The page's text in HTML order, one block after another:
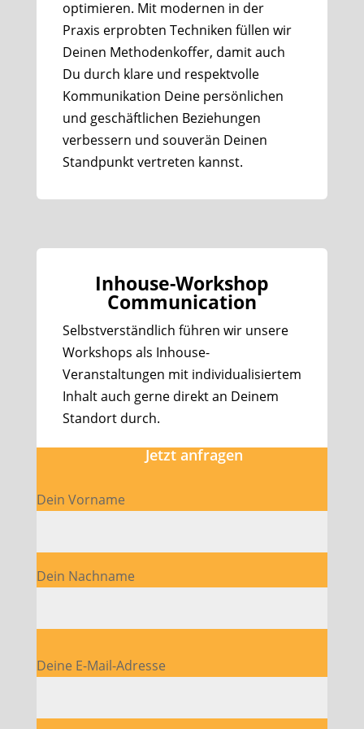
optimieren. Mit modernen in der
Praxis erprobten Techniken füllen wir
Deinen Methodenkoffer, damit auch
Du durch klare und respektvolle
Kommunikation Deine persönlichen
und geschäftlichen Beziehungen
verbessern und souverän Deinen
Standpunkt vertreten kannst.
Inhouse-Workshop
Communication
Selbstverständlich führen wir unsere
Workshops als Inhouse-
Veranstaltungen mit individualisiertem
Inhalt auch gerne direkt an Deinem
Standort durch.
Jetzt anfragen
Dein Vorname
Dein Nachname
Bitte lasse dieses Feld leer.
Deine E-Mail-Adresse